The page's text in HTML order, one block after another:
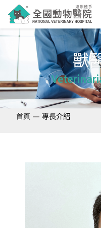
獸
首頁 — 專長介紹